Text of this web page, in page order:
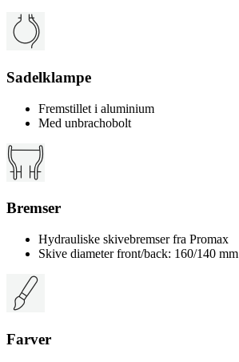
Sadelklampe
Fremstillet i aluminium
Med unbrachobolt
Bremser
Hydrauliske skivebremser fra Promax
Skive diameter front/back: 160/140 mm
Farver